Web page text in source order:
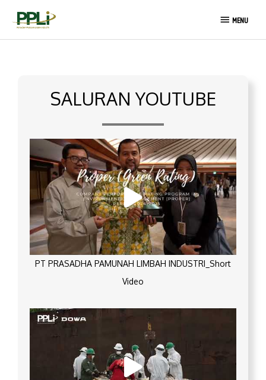
MENU
MENU
SALURAN YOUTUBE
PT PRASADHA PAMUNAH LIMBAH INDUSTRI_Short
Video